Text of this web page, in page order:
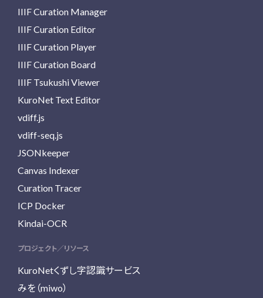
IIIF Curation Manager
IIIF Curation Editor
IIIF Curation Player
IIIF Curation Board
IIIF Tsukushi Viewer
KuroNet Text Editor
vdiff.js
vdiff-seq.js
JSONkeeper
Canvas Indexer
Curation Tracer
ICP Docker
Kindai-OCR
プロジェクト／リソース
KuroNetくずし字認識サービス
みを（miwo）